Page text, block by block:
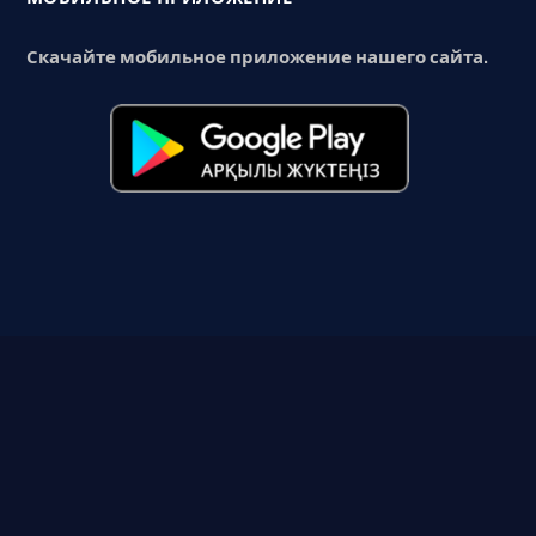
Скачайте мобильное приложение нашего сайта.